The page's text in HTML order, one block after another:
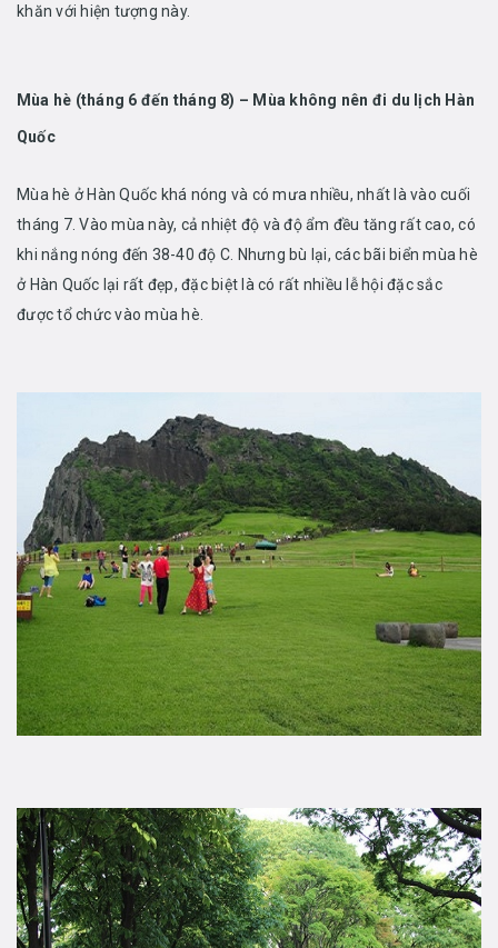
khăn với hiện tượng này.
Mùa hè (tháng 6 đến tháng 8) – Mùa không nên đi du lịch Hàn
Quốc
Mùa hè ở Hàn Quốc khá nóng và có mưa nhiều, nhất là vào cuối
tháng 7. Vào mùa này, cả nhiệt độ và độ ẩm đều tăng rất cao, có
khi nắng nóng đến 38-40 độ C. Nhưng bù lại, các bãi biển mùa hè
ở Hàn Quốc lại rất đẹp, đặc biệt là có rất nhiều lễ hội đặc sắc
được tổ chức vào mùa hè.